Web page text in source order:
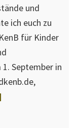
und
ich euch zu
für Kinder
September in